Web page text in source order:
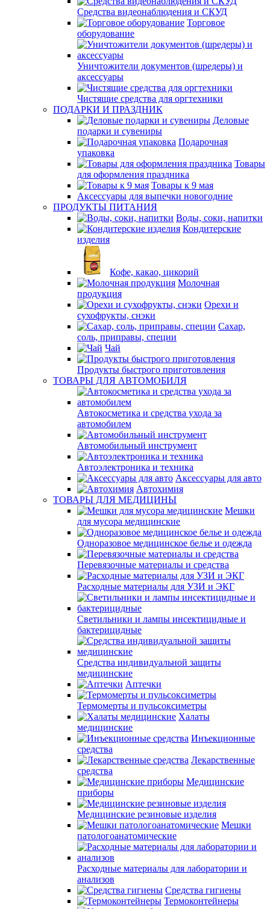
Средства видеонаблюдения и СКУД
Торговое
оборудование
Уничтожители документов (шредеры) и
аксессуары
Чистящие средства для оргтехники
ПОДАРКИ И ПРАЗДНИК
Деловые
подарки и сувениры
Подарочная
упаковка
Товары
для оформления праздника
Товары к 9 мая
Аксессуары для выпечки новогодние
ПРОДУКТЫ ПИТАНИЯ
Воды, соки, напитки
Кондитерские
изделия
Кофе, какао, цикорий
Молочная
продукция
Орехи и
сухофрукты, снэки
Сахар,
соль, приправы, специи
Чай
Продукты быстрого приготовления
ТОВАРЫ ДЛЯ АВТОМОБИЛЯ
Автокосметика и средства ухода за
автомобилем
Автомобильный инструмент
Автоэлектроника и техника
Аксессуары для авто
Автохимия
ТОВАРЫ ДЛЯ МЕДИЦИНЫ
Мешки
для мусора медицинские
Одноразовое медицинское белье и одежда
Перевязочные материалы и средства
Расходные материалы для УЗИ и ЭКГ
Светильники и лампы инсектицидные и
бактерицидные
Средства индивидуальной защиты
медицинские
Аптечки
Термомерты и пульсоксиметры
Халаты
медицинские
Инъекционные
средства
Лекарственные
средства
Медицинские
приборы
Медицинские резиновые изделия
Мешки
патологоанатомические
Расходные материалы для лаборатории и
анализов
Средства гигиены
Термоконтейнеры